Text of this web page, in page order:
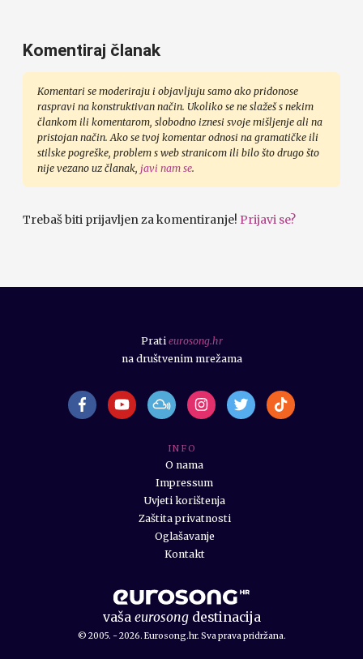
Komentiraj članak
Komentari se moderiraju i objavljuju samo ako pridonose
raspravi na konstruktivan način. Ukoliko se ne slažeš s nekim
člankom ili komentarom, slobodno iznesi svoje mišljenje ali na
pristojan način. Ako se tvoj komentar odnosi na gramatičke ili
stilske pogreške, problem s web stranicom ili bilo što drugo što
nije vezano uz članak, javi nam se.
Trebaš biti prijavljen za komentiranje! Prijavi se?
vaša eurosongdestinacija
© 2005. - 2026. Eurosong.hr. Sva prava pridržana.
I N F O
O nama
Impressum
Uvjeti korištenja
Zaštita privatnosti
Oglašavanje
Kontakt
Prati eurosong.hr
na društvenim mrežama